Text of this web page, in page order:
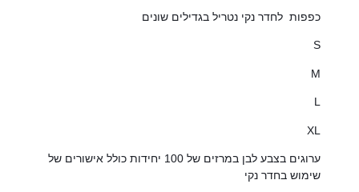
כפפות לחדר נקי נטריל בגדילים שונים
S
M
L
XL
ערוגים בצבע לבן במרזים של 100 יחידות כולל אישורים של
שימוש בחדר נקי